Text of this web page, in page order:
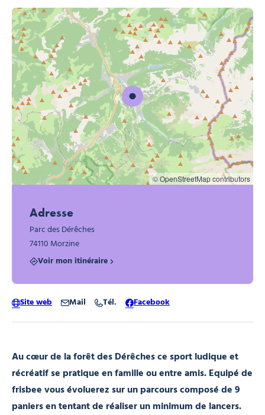
Au cœur de la forêt des Dérêches ce sport ludique et
récréatif se pratique en famille ou entre amis. Equipé de
frisbee vous évoluerez sur un parcours composé de 9
paniers en tentant de réaliser un minimum de lancers.
© OpenStreetMap contributors
Adresse
Parc des Dérêches
74110 Morzine
Voir mon itinéraire
Site web Mail Tél. Facebook